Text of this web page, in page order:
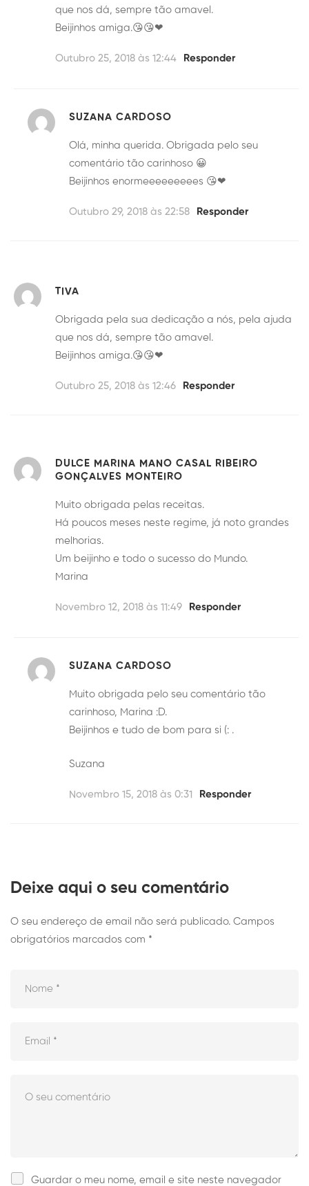
que nos dá, sempre tão amavel.
Beijinhos amiga.😘😘❤
Outubro 25, 2018 às 12:44 Responder
SUZANA CARDOSO
Olá, minha querida. Obrigada pelo seu
comentário tão carinhoso 😀
Beijinhos enormeeeeeeeees 😘❤
Outubro 29, 2018 às 22:58 Responder
TIVA
Obrigada pela sua dedicação a nós, pela ajuda
que nos dá, sempre tão amavel.
Beijinhos amiga.😘😘❤
Outubro 25, 2018 às 12:46 Responder
DULCE MARINA MANO CASAL RIBEIRO
GONÇALVES MONTEIRO
Muito obrigada pelas receitas.
Há poucos meses neste regime, já noto grandes
melhorias.
Um beijinho e todo o sucesso do Mundo.
Marina
Novembro 12, 2018 às 11:49 Responder
SUZANA CARDOSO
Muito obrigada pelo seu comentário tão
carinhoso, Marina :D.
Beijinhos e tudo de bom para si (: .
Suzana
Novembro 15, 2018 às 0:31 Responder
Deixe aqui o seu comentário
O seu endereço de email não será publicado. Campos
obrigatórios marcados com *
Guardar o meu nome, email e site neste navegador